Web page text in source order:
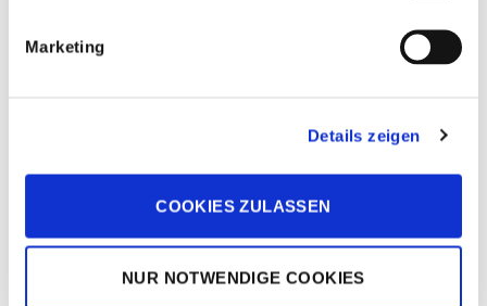
Marketing
Details zeigen
COOKIES ZULASSEN
NUR NOTWENDIGE COOKIES
Ihre Spende ist steuerlich absetzbar.
Der Deutsche José Carreras Leukämie-Stiftung e.V. ist
der Steuernummer 143/212/70094 beim Finanzamt
Medienzentrum